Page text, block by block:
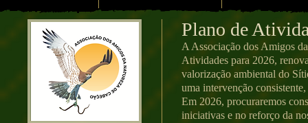
​​Plano de
A Associação dos Amigos
Atividades para 2026,
valorização ambiental do
uma intervenção
Em 2026, procuraremos
iniciativas e no reforço da